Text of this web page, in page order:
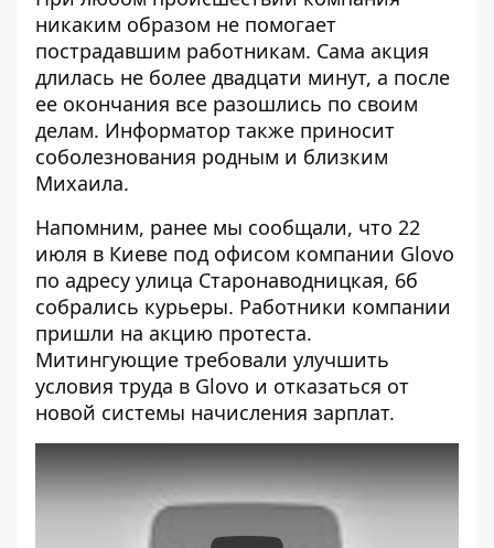
никаким образом не помогает
пострадавшим работникам. Сама акция
длилась не более двадцати минут, а после
ее окончания все разошлись по своим
делам. Информатор также приносит
соболезнования родным и близким
Михаила.
Напомним, ранее мы сообщали, что 22
июля в Киеве под офисом компании Glovo
по адресу улица Старонаводницкая, 6б
собрались курьеры. Работники компании
пришли на акцию протеста.
Митингующие требовали улучшить
условия труда в Glovo и отказаться от
новой системы начисления зарплат.